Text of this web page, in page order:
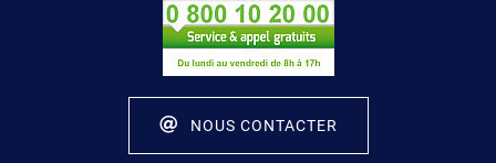
NOUS CONTACTER